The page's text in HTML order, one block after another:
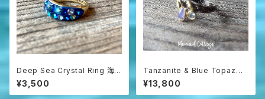
Deep Sea Crystal Ring 海を
まとう幻想のグラデーションリン
グ
¥3,500
Tanzanite & Blue Topaz
【一点もの】海の女神の冠タンザ
ナイトと燻しシルバーのヴィンテ
ージリング
¥13,800